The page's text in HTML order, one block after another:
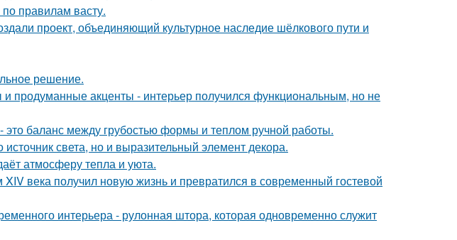
правилам васту.
проект, объединяющий культурное наследие шёлкового пути и
решение.
продуманные акценты - интерьер получился функциональным, но не
баланс между грубостью формы и теплом ручной работы.
источник света, но и выразительный элемент декора.
атмосферу тепла и уюта.
века получил новую жизнь и превратился в современный гостевой
интерьера - рулонная штора, которая одновременно служит